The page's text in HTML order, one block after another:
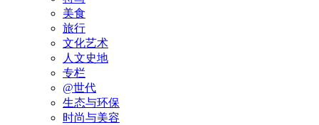
美食
旅行
文化艺术
人文史地
专栏
@世代
生态与环保
时尚与美容